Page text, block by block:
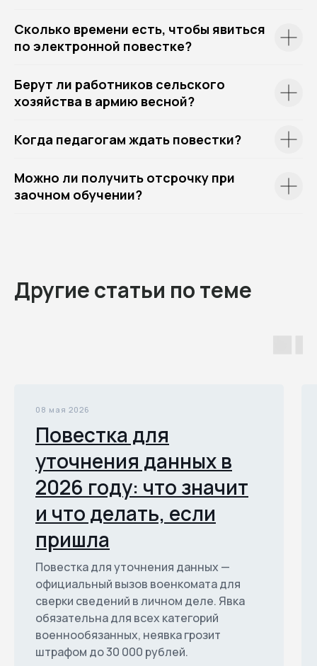
Сколько времени есть, чтобы явиться
по электронной повестке?
Берут ли работников сельского
хозяйства в армию весной?
Когда педагогам ждать повестки?
Можно ли получить отсрочку при
заочном обучении?
Другие статьи по теме
08 мая 2026
Повестка для
уточнения данных в
2026 году: что значит
и что делать, если
пришла
Повестка для уточнения данных —
официальный вызов военкомата для
сверки сведений в личном деле. Явка
обязательна для всех категорий
военнообязанных, неявка грозит
штрафом до 30 000 рублей.